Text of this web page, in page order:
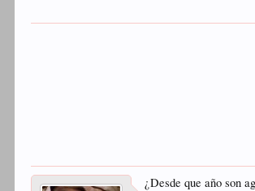
¿Desde que año son